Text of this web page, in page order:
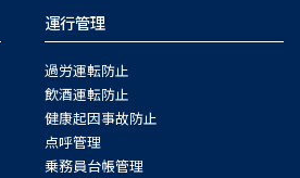
運行管理
過労運転防止
飲酒運転防止
健康起因事故防止
点呼管理
乗務員台帳管理